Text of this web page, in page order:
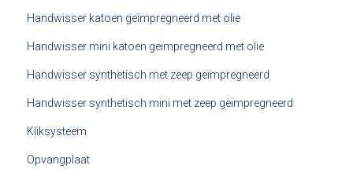
Handwisser katoen geïmpregneerd met olie
Handwisser mini katoen geïmpregneerd met olie
Handwisser synthetisch met zeep geïmpregneerd
Handwisser synthetisch mini met zeep geïmpregneerd
Kliksysteem
Opvangplaat